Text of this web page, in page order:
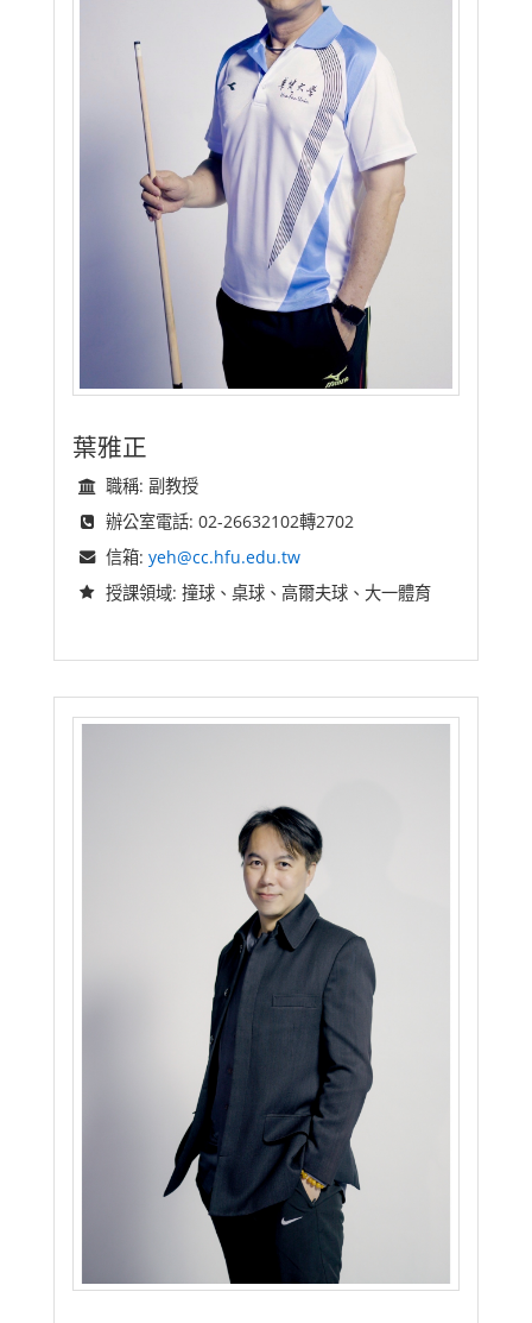
葉雅正
職稱: 副教授
辦公室電話: 02-26632102轉2702
信箱: yeh@cc.hfu.edu.tw
授課領域: 撞球、桌球、高爾夫球、大一體育